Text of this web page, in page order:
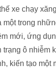
xe chạy
một trong
mới, ứng
ô nhiễm
kiến tạo một